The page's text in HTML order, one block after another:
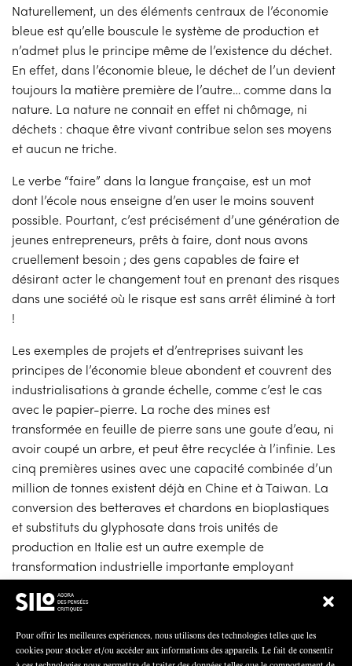
Pour offrir les meilleures expériences, nous utilisons des technologies telles que les
cookies pour stocker et/ou accéder aux informations des appareils. Le fait de consentir
Naturellement, un des éléments centraux de l’économie
bleue est qu’elle bouscule le système de production et
n’admet plus le principe même de l’existence du déchet.
En effet, dans l’économie bleue, le déchet de l’un devient
toujours la matière première de l’autre… comme dans la
nature. La nature ne connait en effet ni chômage, ni
déchets : chaque être vivant contribue selon ses moyens
et aucun ne triche.
Le verbe “faire” dans la langue française, est un mot
dont l’école nous enseigne d’en user le moins souvent
possible. Pourtant, c’est précisément d’une génération de
jeunes entrepreneurs, prêts à faire, dont nous avons
cruellement besoin ; des gens capables de faire et
désirant acter le changement tout en prenant des risques
dans une société où le risque est sans arrêt éliminé à tort
!
Les exemples de projets et d’entreprises suivant les
principes de l’économie bleue abondent et couvrent des
industrialisations à grande échelle, comme c’est le cas
avec le papier-pierre. La roche des mines est
transformée en feuille de pierre sans une goute d’eau, ni
avoir coupé un arbre, et peut être recyclée à l’infinie. Les
cinq premières usines avec une capacité combinée d’un
million de tonnes existent déjà en Chine et à Taiwan. La
conversion des betteraves et chardons en bioplastiques
et substituts du glyphosate dans trois unités de
production en Italie est un autre exemple de
transformation industrielle importante employant
presque mille personnes dans la chaîne de valeur.
Des projets existent également à une échelle communale
ou de quartier. Prenons le cas deDycle.orgà Berlin.
Cette entreprise sociale fabrique des couches